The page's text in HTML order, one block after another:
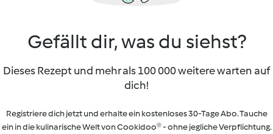
Gefällt dir, was du siehst?
Dieses Rezept und mehr als 100 000 weitere warten auf
dich!
Registriere dich jetzt und erhalte ein kostenloses 30-Tage Abo. Tauche
ein in die kulinarische Welt von Cookidoo® - ohne jegliche Verpflichtung.